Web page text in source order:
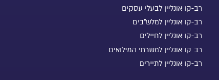
רב-קו אונליין לבעלי עסקים
רב-קו אונליין למלש"בים
רב-קו אונליין לחיילים
רב-קו אונליין למשרתי המילואים
רב-קו אונליין לתיירים